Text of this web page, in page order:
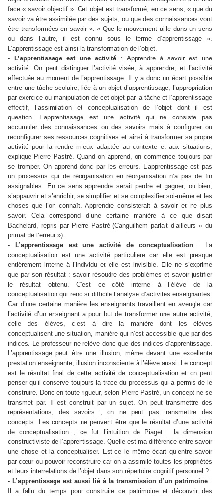
face « savoir objectif ». Cet objet est transformé, en ce sens, « que du
savoir va être assimilée par des sujets, ou que des connaissances vont
être transformées en savoir ». « Que le mouvement aille dans un sens
ou dans l’autre, il est connu sous le terme d’apprentissage ».
L’apprentissage est ainsi la transformation de l’objet.
- L’apprentissage est une activité : Apprendre à savoir est une
activité. On peut distinguer l’activité visée, à apprendre, et l’activité
effectuée au moment de l’apprentissage. Il y a donc un écart possible
entre une tâche scolaire, liée à un objet d’apprentissage, l’appropriation
par exercice ou manipulation de cet objet par la tâche et l’apprentissage
effectif, l’assimilation et conceptualisation de l’objet dont il est
question. L’apprentissage est une activité qui ne consiste pas
accumuler des connaissances ou des savoirs mais à configurer ou
reconfigurer ses ressources cognitives et ainsi à transformer sa propre
activité pour la rendre mieux adaptée au contexte et aux situations,
explique Pierre Pastré. Quand on apprend, on commence toujours par
se tromper. On apprend donc par les erreurs. L’apprentissage est pas
un processus qui de réorganisation en réorganisation n’a pas de fin
assignables. En ce sens apprendre serait perdre et gagner, ou bien,
s’appauvrir et s’enrichir, se simplifier et se complexifier soi-même et les
choses que l’on connaît. Apprendre consisterait à savoir et ne plus
savoir. Cela correspond d’une certaine manière à ce que disait
Bachelard, repris par Pierre Pastré (Canguilhem parlait d’ailleurs « du
primat de l’erreur »).
- L’apprentissage est une activité de conceptualisation: La
conceptualisation est une activité particulière car elle est presque
entièrement interne à l’individu et elle est invisible. Elle ne s’exprime
que par son résultat : savoir résoudre des problèmes et savoir justifier
le résultat obtenu. C’est ce côté interne à l’élève de la
conceptualisation qui rend si difficile l’analyse d’activités enseignantes.
Car d’une certaine manière les enseignants travaillent en aveugle car
l’activité d’un enseignant a pour but de transformer une autre activité,
celle des élèves, c’est à dire la manière dont les élèves
conceptualisent une situation, manière qui n’est accessible que par des
indices. Le professeur ne relève donc que des indices d’apprentissage.
L’apprentissage peut être une illusion, même devant une excellente
prestation enseignante, illusion inconsciente à l’élève aussi. Le concept
est le résultat final de cette activité de conceptualisation et on peut
penser qu’il conserve toujours la trace du processus qui a permis de le
construire. Donc en toute rigueur, selon Pierre Pastré, un concept ne se
transmet par. Il est construit par un sujet. On peut transmettre des
représentations, des savoirs ; on ne peut pas transmettre des
concepts. Les concepts ne peuvent être que le résultat d’une activité
de conceptualisation ; ce fut l’intuition de Piaget : la dimension
constructiviste de l’apprentissage. Quelle est ma différence entre savoir
une chose et la conceptualiser. Est-ce le même écart qu’entre savoir
par cœur ou pouvoir reconstruire car on a assimilé toutes les propriétés
et leurs interrelations de l’objet dans son répertoire cognitif personnel ?
- L’apprentissage est aussi lié à la transmission d’un patrimoine :
Il a fallu du temps pour construire ce patrimoine et découvrir des